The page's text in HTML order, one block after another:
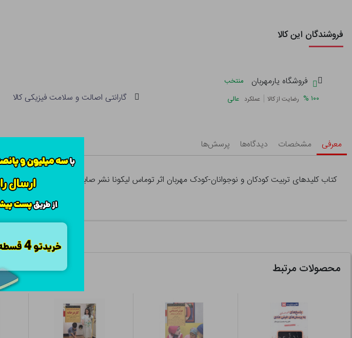
فروشندگان این کالا
فروشگاه یارمهربان
منتخب
۱۰۰ % رضایت از کالا | عملکرد عالی گارانتی اصالت و سلامت فیزیکی کالا
معرفی مشخصات دیدگاه‌ها پرسش‌ها
کتاب کلیدهای تربیت کودکان و نوجوانان-کودک مهربان اثر توماس لیکونا نشر صابرین
محصولات مرتبط